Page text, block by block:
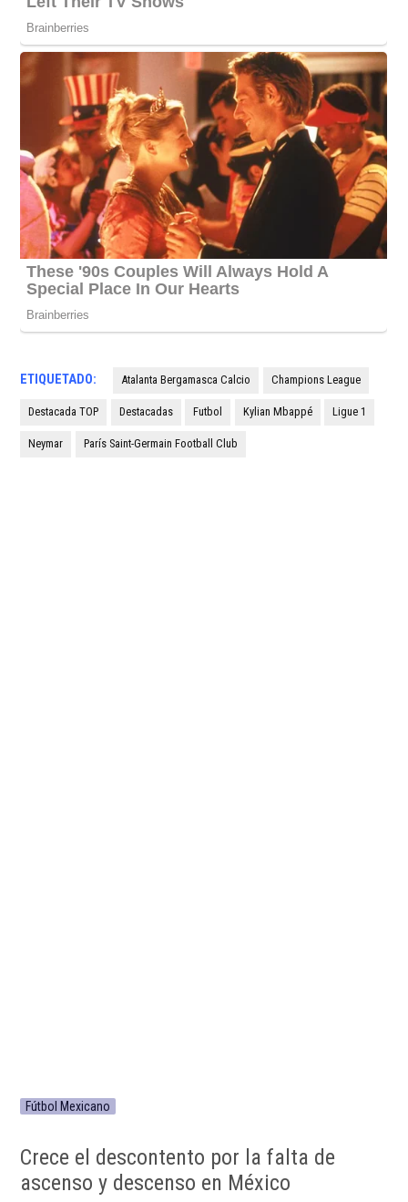
ETIQUETADO: Atalanta Bergamasca Calcio Champions League
Destacada TOP Destacadas Futbol Kylian Mbappé Ligue 1
Neymar París Saint-Germain Football Club
Fútbol Mexicano
Crece el descontento por la falta de
ascenso y descenso en México